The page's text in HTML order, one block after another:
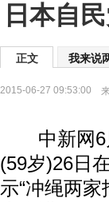
日本自
正文 我来说
2015-06-27 09:53:00
中新网6月
(59岁)26日
示“冲绳两